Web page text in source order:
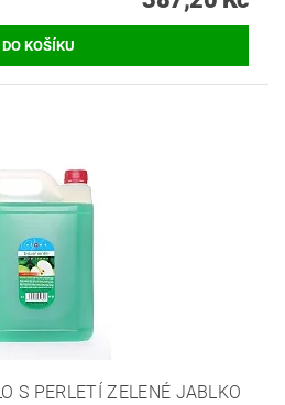
S PERLETÍ ZELENÉ JABLKO